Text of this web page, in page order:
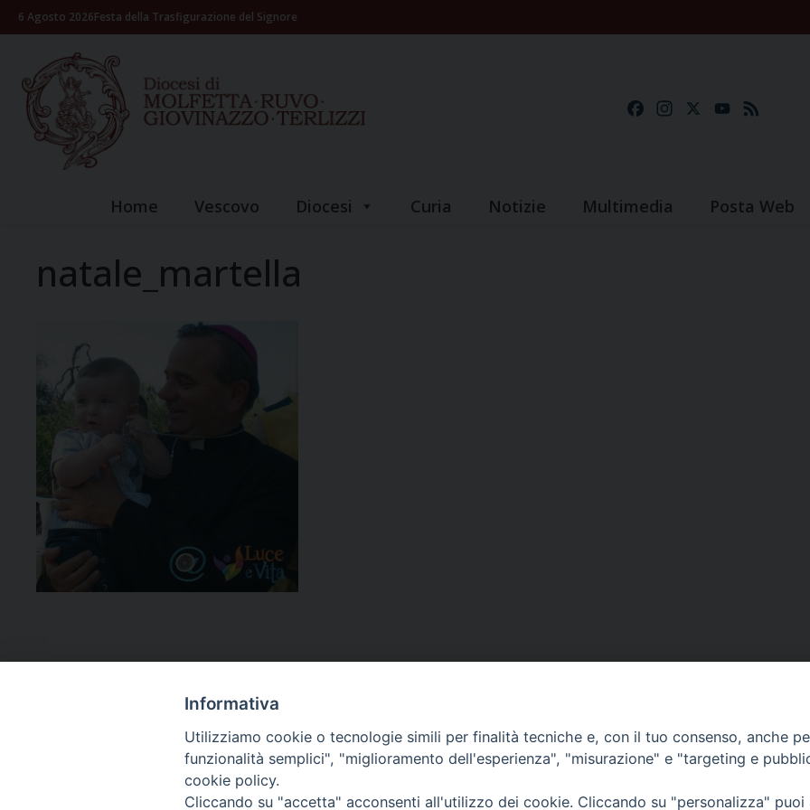
Skip6 Agosto 2026Festa della Trasfigurazione del Signore
FacebookInstagramYouTube
Home Vescovo Diocesi Curia Notizie Multimedia Posta Web
natale_martella
Ufficio Comunicazioni sociali
Informativa
Utilizziamo cookie o tecnologie simili per finalità tecniche e, con il tuo consenso, anche
funzionalità semplici", "miglioramento dell'esperienza", "misurazione" e "targeting e
cookie policy.
Cliccando su "accetta" acconsenti all'utilizzo dei cookie. Cliccando su "personalizza"